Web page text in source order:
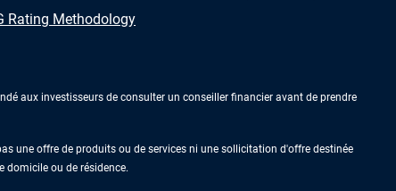
Rating Methodology
aux investisseurs de consulter un conseiller financier avant de prendre
une offre de produits ou de services ni une sollicitation d'offre destinée
domicile ou de résidence.